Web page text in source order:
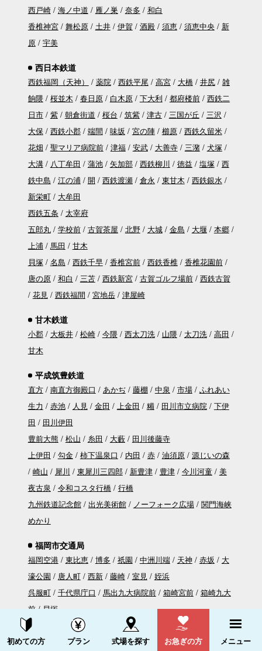
西戸崎
海ノ中道 雁ノ巣 奈多
和白
香椎神宮
舞松原 土井 伊賀 酒殿 須恵 須恵中央
新
原
宇美
西日本鉄道
西鉄福岡（天神） 薬院 西鉄平尾 高宮 大橋 井尻
雑
餉隈
桜並木 春日原 白木原 下大利 都府楼前
西鉄二
日市
紫 朝倉街道 桜台 筑紫 津古 三国が丘
三沢
大保
西鉄小郡 端間 味坂 宮の陣 櫛原
西鉄久留米
花畑
聖マリア病院前 津福 安武 大善寺 三潴
犬塚
大溝
八丁牟田 蒲池 矢加部 西鉄柳川 徳益 塩塚
西
鉄中島
江の浦 開 西鉄渡瀬 倉永 東甘木
西鉄銀水
新栄町
大牟田
西鉄五条
太宰府
五郎丸
学校前 古賀茶屋 北野 大城 金島 大堰
本郷
上浦
馬田
甘木
貝塚
名島 西鉄千早 香椎宮前 西鉄香椎
香椎花園前
唐の原
和白 三苫 西鉄新宮 古賀ゴルフ場前
西鉄古賀
花見
西鉄福間 宮地岳 津屋崎
甘木鉄道
小郡 大板井 松崎 今隈 西太刀洗 山隈 太刀洗
高田
甘木
平成筑豊鉄道
直方 南直方御殿口 あかぢ 藤棚 中泉 市場
ふれあい
生力
赤池 人見 金田 上金田 糒 田川市立病院
下伊
田
田川伊田
豊前大熊
松山 糸田 大藪
田川後藤寺
上伊田
勾金 柿下温泉口 内田 赤 油須原
源じいの森
崎山
犀川 東犀川三四郎 新豊津 豊津 今川河童
美
夜古泉
令和コスタ行橋
行橋
九州鉄道記念館
出光美術館 ノーフォーク広場
関門海峡
めかり
福岡市交通局
福岡空港 東比恵 博多 祇園 中洲川端 天神 赤坂
大
濠公園
唐人町 西新 藤崎 室見
姪浜
呉服町
千代県庁口 馬出九大病院前 箱崎宮前
箱崎九大
前
貝塚
橋本
次郎丸 賀茂 梅林 七隈
山
別府 六本松 薬院大通 薬院 渡辺通 天神南
資料請求する 電話をかける
初めての方 プラン 式場を探す お急ぎの方 メニュー